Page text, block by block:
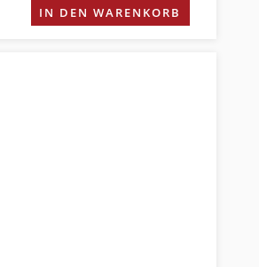
IN DEN WARENKORB